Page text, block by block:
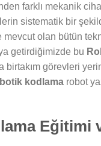
farklı mekanik
sistematik bir
olan bütün
getirdiğimizde bu
birtakım görevleri
kodlama robot
Eğitimi